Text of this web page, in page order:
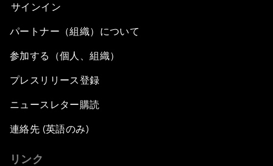
サインイン
パートナー（組織）について
参加する（個人、組織）
プレスリリース登録
ニュースレター購読
連絡先 (英語のみ)
リンク